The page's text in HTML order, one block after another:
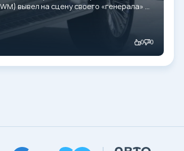
вывел на сцену своего «генерала» —
и скрытые минусы.
0 0